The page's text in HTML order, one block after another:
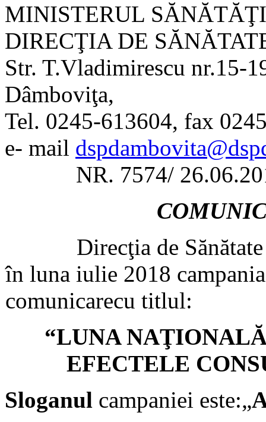
MINISTERUL
DIRECŢIA DE
Str. T.Vladimirescu nr.15-
Dâmboviţa,
Tel. 0245-613604, fax
e- mail
NR. 7574/
Direcţia de Sănătate
în luna iulie 2018
comunicarecu titlul:
“LUNA
EFECTELE
Sloganul campaniei este:„